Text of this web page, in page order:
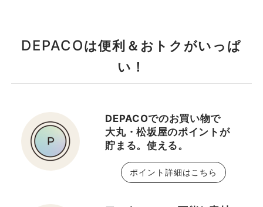
DEPACOは便利＆おトクがいっぱ
い！
DEPACOでのお買い物で
大丸・松坂屋のポイントが
貯まる。使える。
ポイント詳細はこちら